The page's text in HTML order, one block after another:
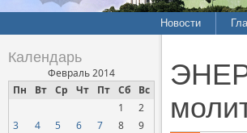
Новости
отношения
Нарушения прав
верующих
Календарь
Февраль 2014
Пн
Вт Ср Чт Пт Сб Вс
1
2
3
4 5 6 7 8
9